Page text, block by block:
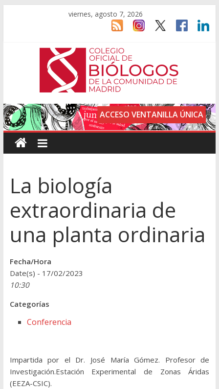
viernes, agosto 7, 2026
ACCESO VENTANILLA ÚNICA
La biología
extraordinaria de
una planta ordinaria
Fecha/Hora
Date(s) - 17/02/2023
10:30
Categorías
Conferencia
Impartida por el Dr. José María Gómez. Profesor de
Investigación.Estación Experimental de Zonas Áridas
(EEZA-CSIC).